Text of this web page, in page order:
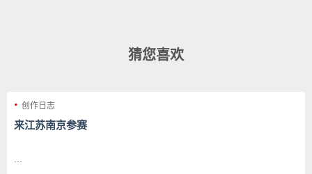
猜您喜欢
创作日志
来江苏南京参赛
...